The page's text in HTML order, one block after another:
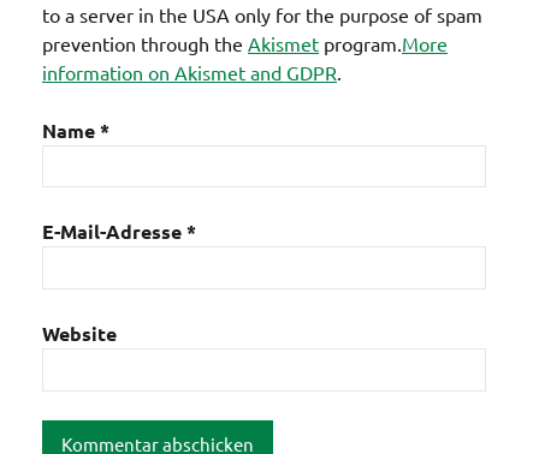
to a server in the USA only for the purpose of spam
prevention through the Akismet program. More
information on Akismet and GDPR
Name*
E-Mail-Adresse*
Website